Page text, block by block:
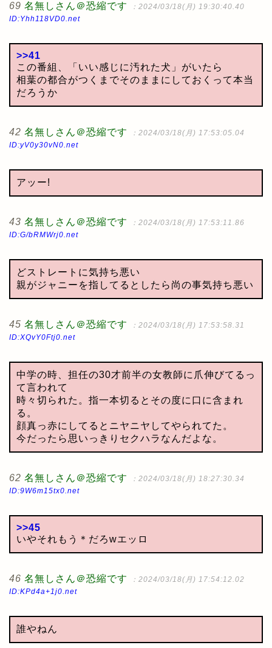
69 名無しさん＠恐縮です
：2024/03/18(月) 19:30:40.40
ID:Yhh118VD0.net
>>41
この番組、「いい感じに汚れた犬」がいたら
相葉の都合がつくまでそのままにしておくって本当
だろうか
42 名無しさん＠恐縮です
：2024/03/18(月) 17:53:05.04
ID:yV0y30vN0.net
アッー!
43 名無しさん＠恐縮です
：2024/03/18(月) 17:53:11.86
ID:G/bRMWrj0.net
どストレートに気持ち悪い
親がジャニーを指してるとしたら尚の事気持ち悪い
45 名無しさん＠恐縮です
：2024/03/18(月) 17:53:58.31
ID:XQvY0Ftj0.net
中学の時、担任の30才前半の女教師に爪伸びてるっ
て言われて
時々切られた。指一本切るとその度に口に含まれ
る。
顔真っ赤にしてるとニヤニヤしてやられてた。
今だったら思いっきりセクハラなんだよな。
62 名無しさん＠恐縮です
：2024/03/18(月) 18:27:30.34
ID:9W6m15tx0.net
>>45
いやそれもう＊だろwエッロ
46 名無しさん＠恐縮です
：2024/03/18(月) 17:54:12.02
ID:KPd4a+1j0.net
誰やねん